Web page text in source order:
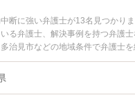
断に強い弁護士が13名見つかり
る弁護士、解決事例を持つ弁護
治見市などの地域条件で弁護士
収や債権回収代行、債権の時効
利です。特に清流のまち法律事務